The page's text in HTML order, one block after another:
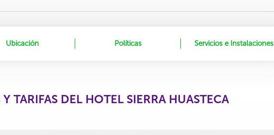
Ubicación Políticas Servicios e Instalaciones
TARIFAS DEL HOTEL SIERRA HUASTECA